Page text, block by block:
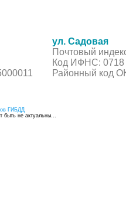
ул. Садовая
Почтовый
Код ИФНС: 0718
Районный код
ГИБДД
быть не актуальны...